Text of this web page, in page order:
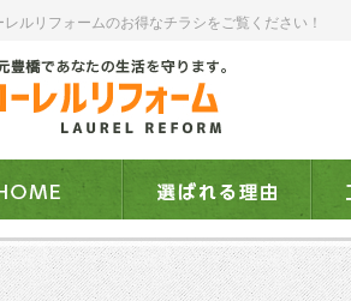
レルリフォームのお得なチラシをご覧ください！